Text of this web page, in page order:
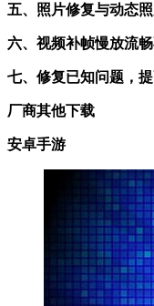
五、照片修复与动态
六、视频补帧慢放流
七、修复已知问题，
厂商其他下载
安卓手游